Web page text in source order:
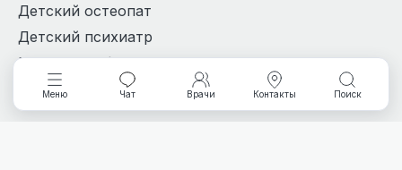
Меню Чат Врачи Контакты Поиск
Детский остеопат
Детский психиатр
Массаж и ЛФК
АДРЕСА